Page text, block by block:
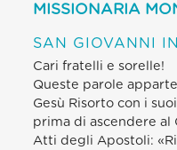
MISSIONARIA
SAN GIOVANNI
Cari fratelli e sorelle!
Queste parole
Gesù Risorto con i
prima di ascendere
Atti degli Apostoli: